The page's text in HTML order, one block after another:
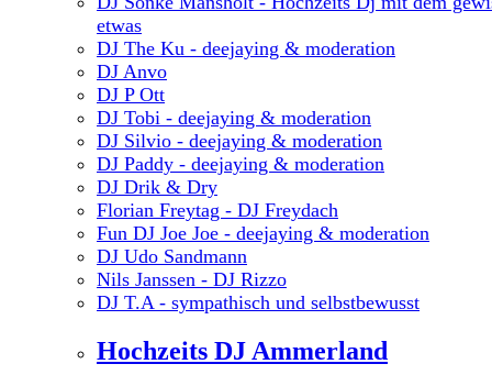
etwas
DJ The Ku - deejaying & moderation
DJ Anvo
DJ P Ott
DJ Tobi - deejaying & moderation
DJ Silvio - deejaying & moderation
DJ Paddy - deejaying & moderation
DJ Drik & Dry
Florian Freytag - DJ Freydach
Fun DJ Joe Joe - deejaying & moderation
DJ Udo Sandmann
Nils Janssen - DJ Rizzo
DJ T.A - sympathisch und selbstbewusst
Hochzeits DJ Ammerland